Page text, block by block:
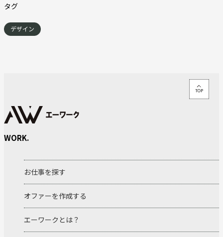
タグ
デザイン
WORK.
お仕事を探す
オファーを作成する
エーワークとは？